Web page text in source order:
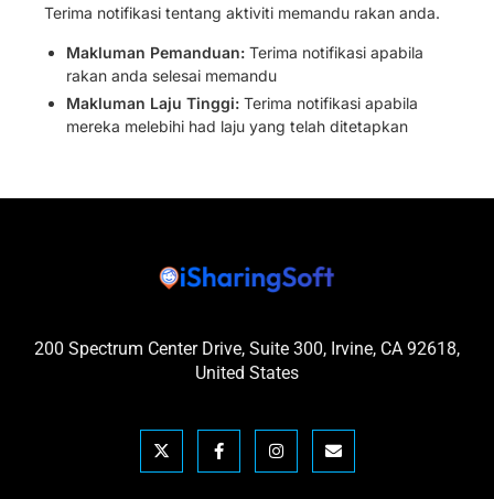
Terima notifikasi tentang aktiviti memandu rakan anda.
Makluman Pemanduan: Terima notifikasi apabila
rakan anda selesai memandu
Makluman Laju Tinggi: Terima notifikasi apabila
mereka melebihi had laju yang telah ditetapkan
200 Spectrum Center Drive, Suite 300, Irvine, CA 92618,
United States